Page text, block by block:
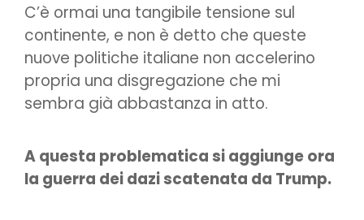
C’è ormai una tangibile tensione sul
continente, e non è detto che queste
nuove politiche italiane non accelerino
propria una disgregazione che mi
sembra già abbastanza in atto.
A questa problematica si aggiunge ora
la guerra dei dazi scatenata da Trump.